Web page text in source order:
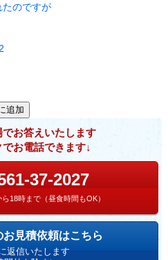
のですが
お答えいたします
お電話できます↓
37-2027
18時まで（昼食時間もOK）
お見積依頼はこちら
返信いたします